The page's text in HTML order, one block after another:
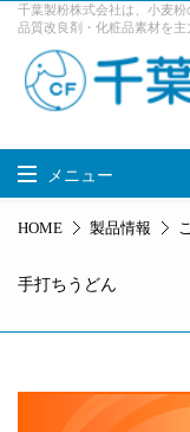
千葉製粉株式会社は、小麦
品質改良剤・化粧品素材を主
メニュー
アクセス
HOME 製品情報
手打ちうどん